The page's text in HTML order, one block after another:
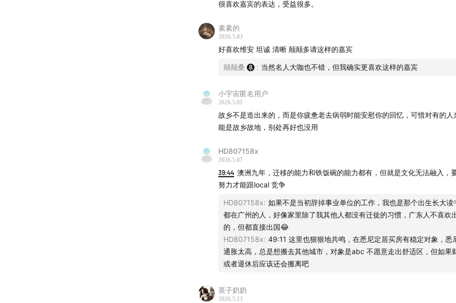
很喜欢嘉宾的表达，受益很多。
素素的
2026.5.03
好喜欢维安 坦诚 清晰 颠颠多请这样的嘉宾
颠颠桑 : 当然名人大咖也不错，但我确实更喜欢这样的嘉宾
小宇宙匿名用户
2026.5.01
故乡不是造出来的，而是你疲惫老去病弱时能安慰你的回忆，可惜对有的人
能是故乡故地，别处再好也没用
HD807158x
2026.5.07
39:44 澳洲九年，迁移的能力和铁饭碗的能力都有，但就是文化无法融入，
努力才能跟local 竞争
HD807158x: 如果不是当初辞掉事业单位的工作，我也是那个出生长大读
都在广州的人，好像家里除了我其他人都没有迁徙的习惯，广东人不喜欢
的，但都直接出国😂
HD807158x: 49:11 这里也狠狠地共鸣，在悉尼定居买房有稳定对象，悉
通胀太高，总是想搬去其他城市，对象是abc 不愿意走出舒适区，但如果
或者退休后应该还会搬离吧
英子奶奶
2026.5.13